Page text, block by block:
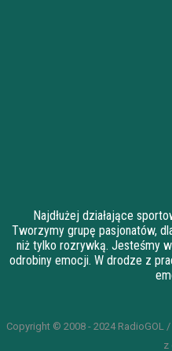
Najdłużej działające
Tworzymy grupę pasjonatów,
niż tylko rozrywką. Jesteśmy
odrobiny emocji. W drodze z
Copyright © 2008 - 2024 RadioGOL
z